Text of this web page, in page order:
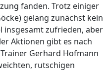
fanden. Trotz einiger
gelang zunächst kein
insgesamt zufrieden, aber
Aktionen gibt es nach
Gerhard Hofmann
rutschigen